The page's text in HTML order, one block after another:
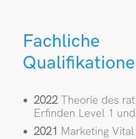
Fachliche
2022 Theorie des
Erfinden Level 1
2021 Marketing